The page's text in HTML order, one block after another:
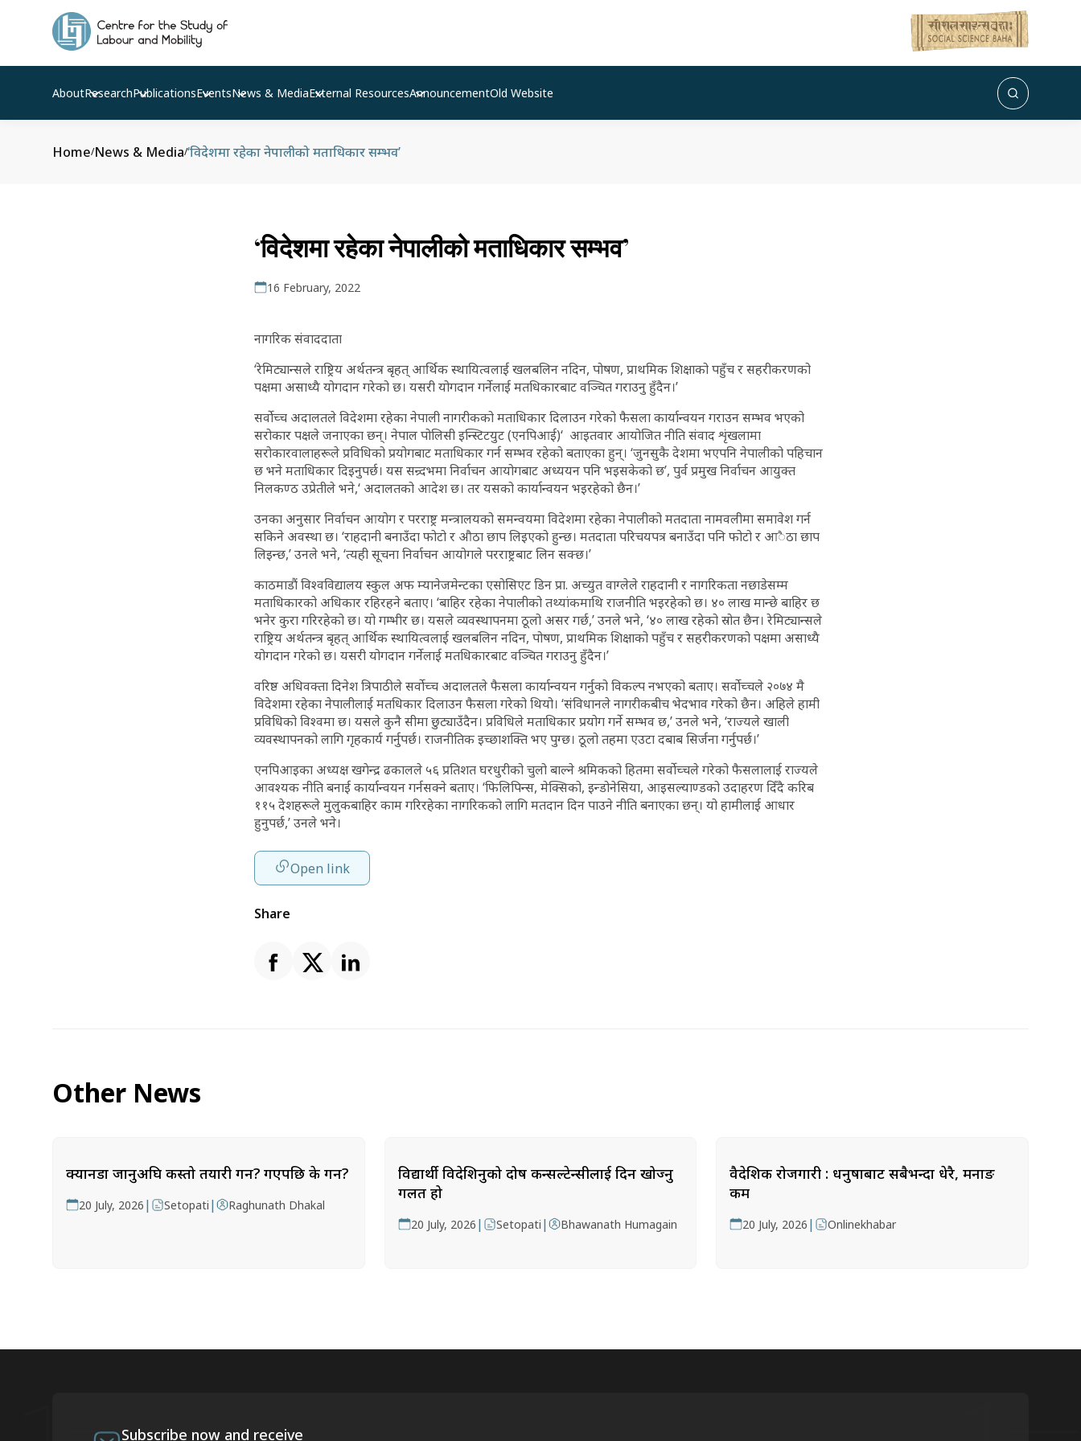
AboutResearchPublicationsEventsNews & MediaExternal ResourcesAnnouncementOld Website
Home/News & Media/‘विदेशमा रहेका नेपालीको मताधिकार सम्भव’
‘विदेशमा रहेका नेपालीको मताधिकार सम्भव’
16 February, 2022
नागरिक संवाददाता
‘रेमिट्यान्सले राष्ट्रिय अर्थतन्त्र बृहत् आर्थिक स्थायित्वलाई खलबलिन नदिन, पोषण, प्राथमिक शिक्षाको पहुँच र सहरीकरणको
पक्षमा असाध्यै योगदान गरेको छ। यसरी योगदान गर्नेलाई मतधिकारबाट वञ्चित गराउनु हुँदैन।’
सर्वोच्च अदालतले विदेशमा रहेका नेपाली नागरीकको मताधिकार दिलाउन गरेको फैसला कार्यान्वयन गराउन सम्भव भएको
सरोकार पक्षले जनाएका छन्। नेपाल पोलिसी इन्स्टिटयुट (एनपिआई)‘ आइतवार आयोजित नीति संवाद शृंखलामा
सरोकारवालाहरूले प्रविधिको प्रयोगबाट मताधिकार गर्न सम्भव रहेको बताएका हुन्। ‘जुनसुकै देशमा भएपनि नेपालीको पहिचान
छ भने मताधिकार दिइनुपर्छ। यस सन्र्दभमा निर्वाचन आयोगबाट अध्ययन पनि भइसकेको छ’, पुर्व प्रमुख निर्वाचन आयुक्त
निलकण्ठ उप्रेतीले भने,‘ अदालतको आदेश छ। तर यसको कार्यान्वयन भइरहेको छैन।’
उनका अनुसार निर्वाचन आयोग र परराष्ट्र मन्त्रालयको समन्वयमा विदेशमा रहेका नेपालीको मतदाता नामवलीमा समावेश गर्न
सकिने अवस्था छ। ‘राहदानी बनाउँदा फोटो र औठा छाप लिइएको हुन्छ। मतदाता परिचयपत्र बनाउँदा पनि फोटो र आैठा छाप
लिइन्छ,’ उनले भने, ‘त्यही सूचना निर्वाचन आयोगले परराष्ट्रबाट लिन सक्छ।’
काठमाडौं विश्वविद्यालय स्कुल अफ म्यानेजमेन्टका एसोसिएट डिन प्रा. अच्युत वाग्लेले राहदानी र नागरिकता नछाडेसम्म
मताधिकारको अधिकार रहिरहने बताए। ‘बाहिर रहेका नेपालीको तथ्यांकमाथि राजनीति भइरहेको छ। ४० लाख मान्छे बाहिर छ
भनेर कुरा गरिरहेको छ। यो गम्भीर छ। यसले व्यवस्थापनमा ठूलो असर गर्छ,’ उनले भने, ‘४० लाख रहेको स्रोत छैन। रेमिट्यान्सले
राष्ट्रिय अर्थतन्त्र बृहत् आर्थिक स्थायित्वलाई खलबलिन नदिन, पोषण, प्राथमिक शिक्षाको पहुँच र सहरीकरणको पक्षमा असाध्यै
योगदान गरेको छ। यसरी योगदान गर्नेलाई मतधिकारबाट वञ्चित गराउनु हुँदैन।’
वरिष्ठ अधिवक्ता दिनेश त्रिपाठीले सर्वोच्च अदालतले फैसला कार्यान्वयन गर्नुको विकल्प नभएको बताए। सर्वोच्चले २०७४ मै
विदेशमा रहेका नेपालीलाई मतधिकार दिलाउन फैसला गरेको थियो। ‘संविधानले नागरीकबीच भेदभाव गरेको छैन। अहिले हामी
प्रविधिको विश्वमा छ। यसले कुनै सीमा छुट्याउँदैन। प्रविधिले मताधिकार प्रयोग गर्ने सम्भव छ,’ उनले भने, ‘राज्यले खाली
व्यवस्थापनको लागि गृहकार्य गर्नुपर्छ। राजनीतिक इच्छाशक्ति भए पुग्छ। ठूलो तहमा एउटा दबाब सिर्जना गर्नुपर्छ।’
एनपिआइका अध्यक्ष खगेन्द्र ढकालले ५६ प्रतिशत घरधुरीको चुलो बाल्ने श्रमिकको हितमा सर्वोच्चले गरेको फैसलालाई राज्यले
आवश्यक नीति बनाई कार्यान्वयन गर्नसक्ने बताए। ‘फिलिपिन्स, मेक्सिको, इन्डोनेसिया, आइसल्याण्डको उदाहरण दिँदै करिब
११५ देशहरूले मुलुकबाहिर काम गरिरहेका नागरिकको लागि मतदान दिन पाउने नीति बनाएका छन्। यो हामीलाई आधार
हुनुपर्छ,’ उनले भने।
Open link
Share
Other News
क्यानडा जानुअघि कस्तो तयारी गर्ने? गएपछि के गर्ने?
20 July, 2026 | Setopati | Raghunath Dhakal
विद्यार्थी विदेशिनुको दोष कन्सल्टेन्सीलाई दिन खोज्नु
गलत हो
20 July, 2026 | Setopati | Bhawanath Humagain
वैदेशिक रोजगारी : धनुषाबाट सबैभन्दा धेरै, मनाङ
कम
20 July, 2026 | Onlinekhabar
Subscribe now and receive